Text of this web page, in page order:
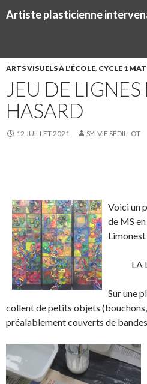
Artiste plasticienne
ARTS VISUELS À L'ÉCOLE, CYCLE 1
JEU DE LIGNES
HASARD
12 JUILLET 2021 SYLVIE SÉDILLOT
a
r
e
o
n
F
a
c
e
o
k
a
r
e
o
n
T
w
i
t
e
r
.
r
t
a
s
u
r
i
n
k
Voici un
de MS
LA
Sur une
collent de petits objets
préalablement couverts de